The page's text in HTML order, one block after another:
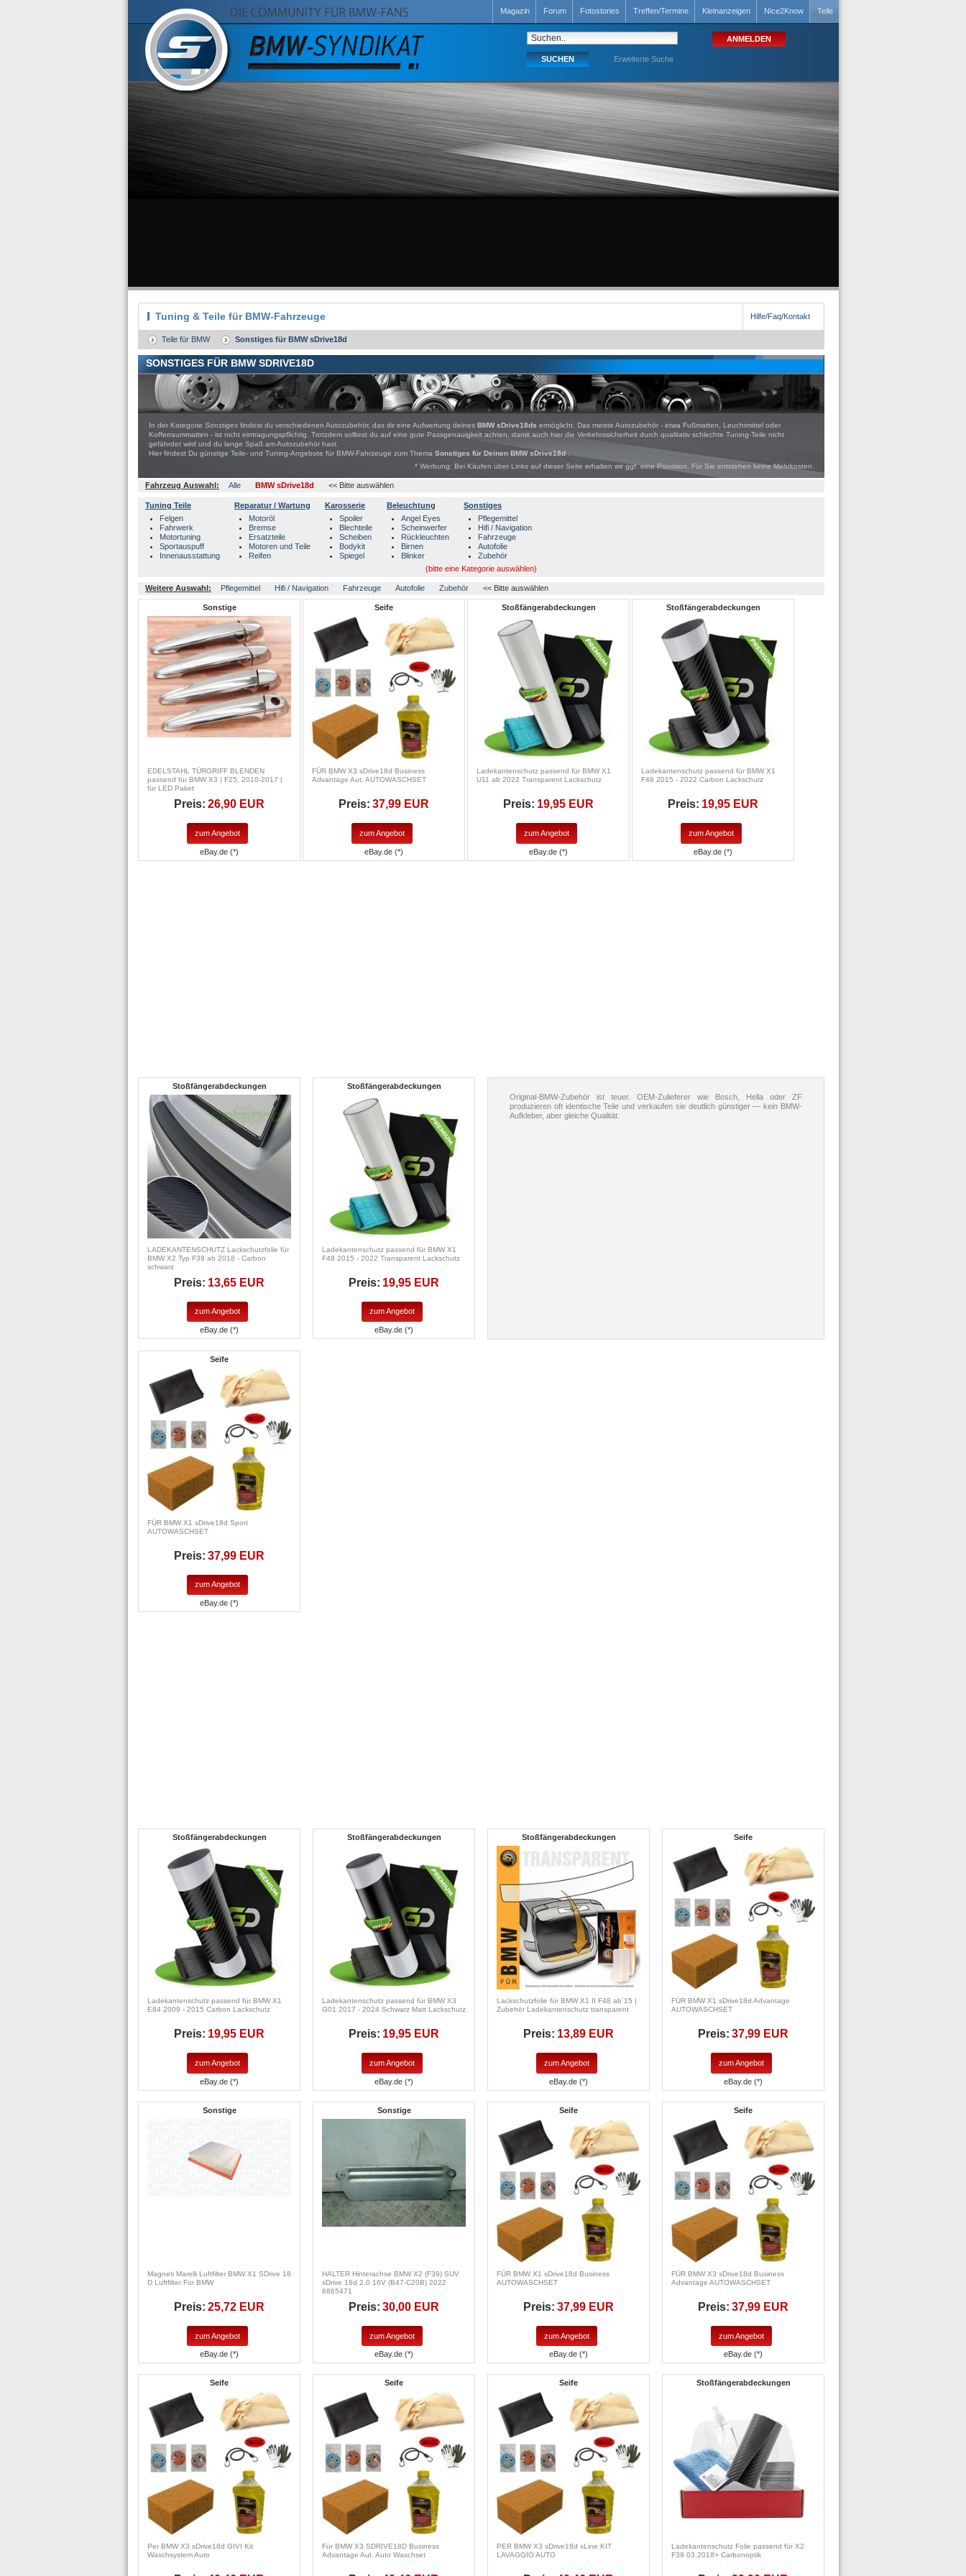
Magazin Forum Fotostories Treffen/Termine Kleinanzeigen Nice2Know Teile
Erweiterte Suche
Tuning & Teile für BMW-Fahrzeuge Hilfe/Faq/Kontakt
Teile für BMW Sonstiges für BMW sDrive18d
SONSTIGES FÜR BMW SDRIVE18D
In der Kategorie Sonstiges findest du verschiedenen Autozubehör, das dir eine Aufwertung deines BMW sDrive18ds ermöglicht. Das meiste Autozubehör - etwa Fußmatten, Leuchtmittel oder
Kofferraummatten - ist nicht eintragungspflichtig. Trotzdem solltest du auf eine gute Passgenauigkeit achten, damit auch hier die Verkehrssicherheit durch qualitativ schlechte Tuning-Teile nicht
gefährdet wird und du lange Spaß am Autozubehör hast.
Hier findest Du günstige Teile- und Tuning-Angebote für BMW-Fahrzeuge zum Thema Sonstiges für Deinen BMW sDrive18d
* Werbung: Bei Käufen über Links auf dieser Seite erhalten wir ggf. eine Provision. Für Sie entstehen keine Mehrkosten.
Fahrzeug Auswahl: Alle BMW sDrive18d << Bitte auswählen
Tuning Teile
Felgen
Fahrwerk
Motortuning
Sportauspuff
Innenausstattung
Reparatur / Wartung
Motoröl
Bremse
Ersatzteile
Motoren und Teile
Reifen
Karosserie
Spoiler
Blechteile
Scheiben
Bodykit
Spiegel
Beleuchtung
Angel Eyes
Scheinwerfer
Rückleuchten
Birnen
Blinker
Sonstiges
Pflegemittel
Hifi / Navigation
Fahrzeuge
Autofolie
Zubehör
(bitte eine Kategorie auswählen)
Weitere Auswahl: Pflegemittel Hifi / Navigation Fahrzeuge Autofolie Zubehör << Bitte auswählen
Sonstige
EDELSTAHL TÜRGRIFF BLENDEN
passend für BMW X3 | F25, 2010-2017 |
für LED Paket
Preis: 26,90 EUR
zum Angebot
eBay.de (*)
Seife
FÜR BMW X3 sDrive18d Business
Advantage Aut. AUTOWASCHSET
Preis: 37,99 EUR
zum Angebot
eBay.de (*)
Stoßfängerabdeckungen
Ladekantenschutz passend für BMW X1
U11 ab 2022 Transparent Lackschutz
Preis: 19,95 EUR
zum Angebot
eBay.de (*)
Stoßfängerabdeckungen
Ladekantenschutz passend für BMW X1
F48 2015 - 2022 Carbon Lackschutz
Preis: 19,95 EUR
zum Angebot
eBay.de (*)
Stoßfängerabdeckungen
LADEKANTENSCHUTZ Lackschutzfolie für
BMW X2 Typ F39 ab 2018 - Carbon
schwarz
Preis: 13,65 EUR
zum Angebot
eBay.de (*)
Stoßfängerabdeckungen
Ladekantenschutz passend für BMW X1
F48 2015 - 2022 Transparent Lackschutz
Preis: 19,95 EUR
zum Angebot
eBay.de (*)
Original-BMW-Zubehör ist teuer. OEM-Zulieferer wie Bosch, Hella oder ZF
produzieren oft identische Teile und verkaufen sie deutlich günstiger — kein BMW-
Aufkleber, aber gleiche Qualität.
Seife
FÜR BMW X1 sDrive18d Sport
AUTOWASCHSET
Preis: 37,99 EUR
zum Angebot
eBay.de (*)
Stoßfängerabdeckungen
Ladekantenschutz passend für BMW X1
E84 2009 - 2015 Carbon Lackschutz
Preis: 19,95 EUR
zum Angebot
eBay.de (*)
Stoßfängerabdeckungen
Ladekantenschutz passend für BMW X3
G01 2017 - 2024 Schwarz Matt Lackschutz
Preis: 19,95 EUR
zum Angebot
eBay.de (*)
Stoßfängerabdeckungen
Lackschutzfolie für BMW X1 II F48 ab´15 |
Zubehör Ladekantenschutz transparent
Preis: 13,89 EUR
zum Angebot
eBay.de (*)
Seife
FÜR BMW X1 sDrive18d Advantage
AUTOWASCHSET
Preis: 37,99 EUR
zum Angebot
eBay.de (*)
Sonstige
Magneti Marelli Luftfilter BMW X1 SDrive 18
D Luftfilter Für BMW
Preis: 25,72 EUR
zum Angebot
eBay.de (*)
Sonstige
HALTER Hinterachse BMW X2 (F39) SUV
sDrive 18d 2.0 16V (B47-C20B) 2022
6865471
Preis: 30,00 EUR
zum Angebot
eBay.de (*)
Seife
FÜR BMW X1 sDrive18d Business
AUTOWASCHSET
Preis: 37,99 EUR
zum Angebot
eBay.de (*)
Seife
FÜR BMW X3 sDrive18d Business
Advantage AUTOWASCHSET
Preis: 37,99 EUR
zum Angebot
eBay.de (*)
Seife
Per BMW X3 sDrive18d GIVI Kit
Waschsystem Auto
Seife
Für BMW X3 SDRIVE18D Business
Advantage Aut. Auto Waschset
Seife
PER BMW X3 sDrive18d xLine KIT
LAVAGGIO AUTO
Stoßfängerabdeckungen
Ladekantenschutz Folie passend für X2
F39 03.2018> Carbonoptik